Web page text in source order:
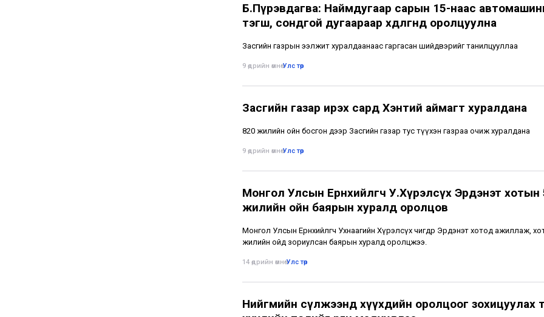
Б.Пүрэвдагва: Наймдугаар сарын 15-наас
тэгш, сондгой дугаараар хөдөлгөөнд оролцуулна
Засгийн газрын ээлжит хуралдаанаас гаргасан шийдвэрийг танилцууллаа
9 өдрийн өмнө•Улс төр
Засгийн газар ирэх сард Хэнтий аймагт хуралдана
820 жилийн ойн босгон дээр Засгийн газар тус түүхэн газраа очиж хуралдана
9 өдрийн өмнө•Улс төр
Монгол Улсын Ерөнхийлөгч У.Хүрэлсүх Эрдэнэт хотын
жилийн ойн баярын хуралд оролцов
Монгол Улсын Ерөнхийлөгч Ухнаагийн Хүрэлсүх өчигдөр Эрдэнэт хотод ажиллаж,
жилийн ойд зориулсан баярын хуралд оролцжээ.
14 өдрийн өмнө•Улс төр
Нийгмийн сүлжээнд хүүхдийн оролцоог зохицуулах